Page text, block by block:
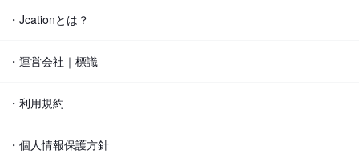
・Jcationとは？
・運営会社｜標識
・利用規約
・個人情報保護方針